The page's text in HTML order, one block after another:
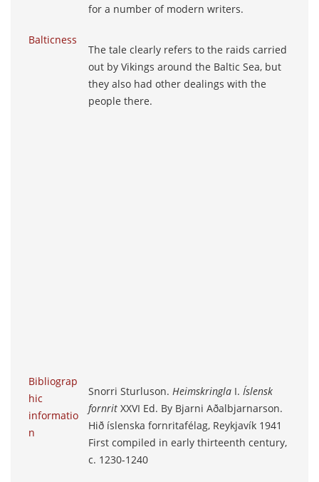
for a number of modern writers.
Balticness
The tale clearly refers to the raids carried
out by Vikings around the Baltic Sea, but
they also had other dealings with the
people there.
Bibliograp
hic
informatio
n
Snorri Sturluson. Heimskringla I. Íslensk
fornrit XXVI Ed. By Bjarni Aðalbjarnarson.
Hið íslenska fornritafélag, Reykjavík 1941
First compiled in early thirteenth century,
c. 1230-1240